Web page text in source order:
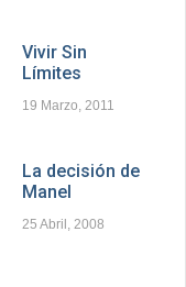
Vivir Sin
Límites
19 Marzo, 2011
La decisión de
Manel
25 Abril, 2008